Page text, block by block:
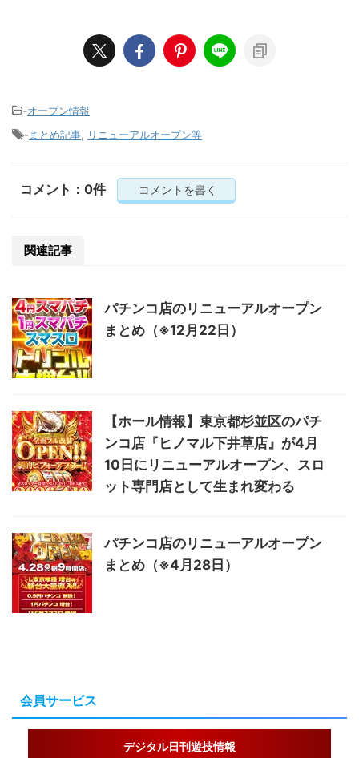
-オープン情報
- まとめ記事 リニューアルオープン等
コメント：0件 コメントを書く
関連記事
パチンコ店のリニューアルオープン
まとめ（※12月22日）
【ホール情報】東京都杉並区のパチ
ンコ店『ヒノマル下井草店』が4月
10日にリニューアルオープン、スロ
ット専門店として生まれ変わる
パチンコ店のリニューアルオープン
まとめ（※4月28日）
会員サービス
デジタル日刊遊技情報